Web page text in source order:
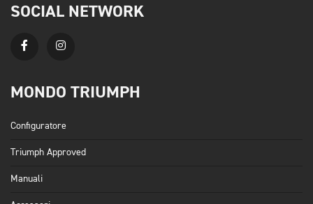
SOCIAL NETWORK
MONDO TRIUMPH
Configuratore
Triumph Approved
Manuali